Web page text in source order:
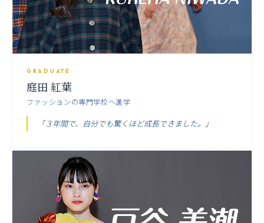
GRADUATE
庭田 紅葉
ファッションの専門学校へ進学
「３年間で、自分でも驚くほど成長できました。」